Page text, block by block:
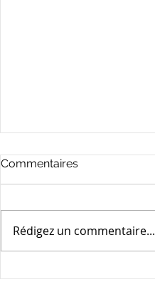
Commentaires
Rédigez un commentaire...